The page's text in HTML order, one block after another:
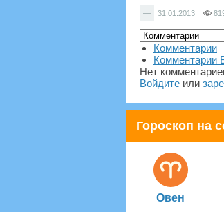
— 31.01.2013
Комментарии
Комментарии
Нет
Войдите или
Гороскоп на
Овен